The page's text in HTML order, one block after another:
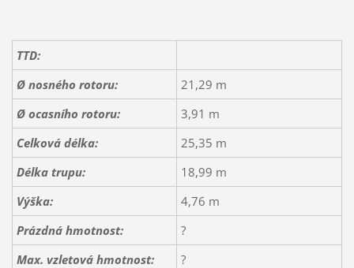
TTD:
Ø nosného rotoru:
21,29 m
Ø ocasního rotoru:
3,91 m
Celková délka:
25,35 m
Délka trupu:
18,99 m
Výška:
4,76 m
Prázdná hmotnost:
?
Max. vzletová hmotnost:
?